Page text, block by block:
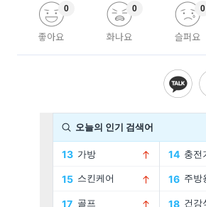
좋아요
0
화나요
0
슬퍼요
0